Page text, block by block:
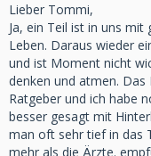
Lieber Tommi,
Ja, ein Teil ist in uns
Leben. Daraus wieder
und ist Moment nicht
denken und atmen.
Ratgeber und ich habe
besser gesagt mit
man oft sehr tief in das
mehr als die Ärzte.